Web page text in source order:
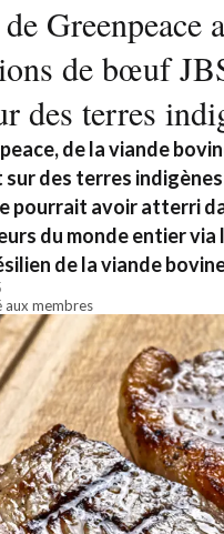
Greenpeace
de bœuf
des terres
de la viande
des terres
pourrait avoir atterri
du monde entier
de la viande
aux membres